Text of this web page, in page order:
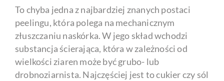
To chyba jedna z najbardziej znanych postaci
peelingu, która polega na mechanicznym
złuszczaniu naskórka. W jego skład wchodzi
substancja ścierająca, która w zależności od
wielkości ziaren może być grubo- lub
drobnoziarnista. Najczęściej jest to cukier czy sól